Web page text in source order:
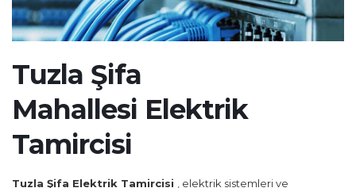
Tuzla Şifa
Mahallesi Elektrik
Tamircisi
Tuzla Şifa Elektrik Tamircisi
, elektrik sistemleri ve